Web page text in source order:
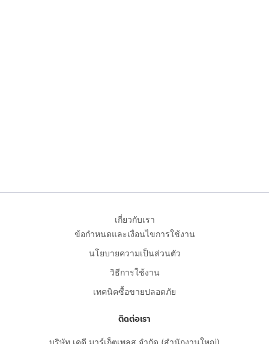
เกี่ยวกับเรา
ข้อกำหนดและเงื่อนไขการใช้งาน
นโยบายความเป็นส่วนตัว
วิธีการใช้งาน
เทคนิคซื้อขายปลอดภัย
ติดต่อเรา
บริษัท เคดี มาร์เก็ตเพลส จำกัด (สำนักงานใหญ่)